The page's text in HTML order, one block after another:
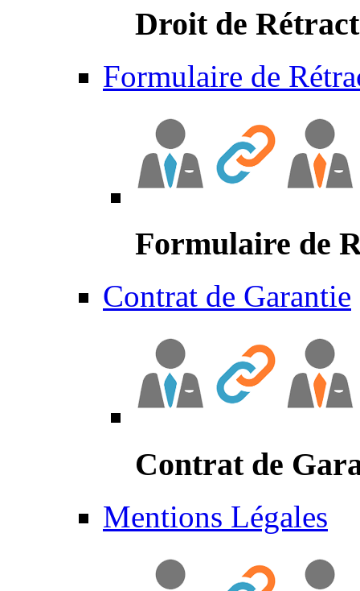
Droit de
Formulaire de
Formulaire de
Contrat de Garantie
Contrat de
Mentions Légales